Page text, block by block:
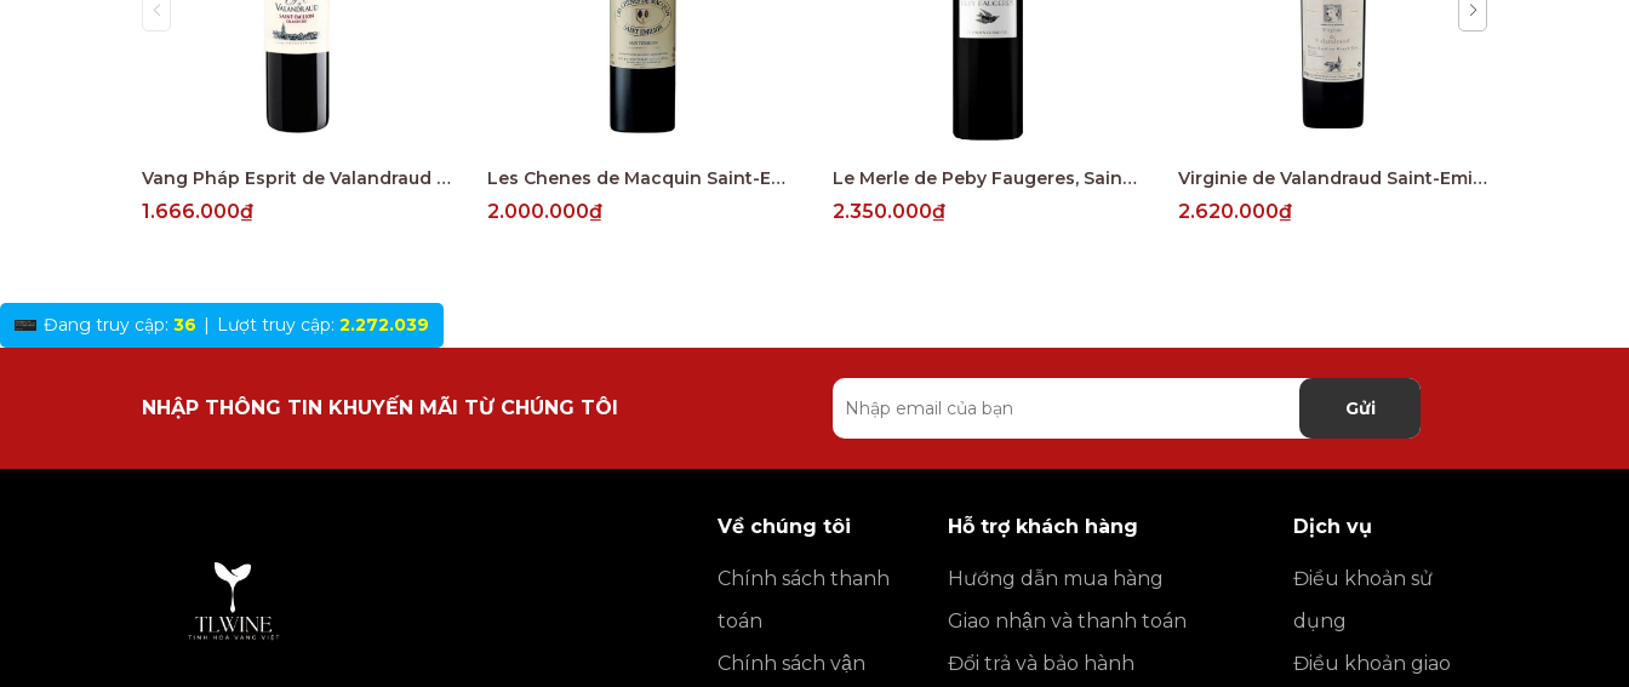
Vang Pháp Esprit de Valandraud Saint Emillion
1.666.000₫
Les Chenes de Macquin Saint-Emilion Grand Cru
2.000.000₫
Le Merle de Peby Faugeres, Saint-Emilion Grand Cru
2.350.000₫
Virginie de Valandraud Saint-Emilion Grand Cru
2.620.000₫
Đang truy cập: 36 | Lượt truy cập: 2.272.039
NHẬP THÔNG TIN KHUYẾN MÃI TỪ CHÚNG TÔI Gửi
Về chúng tôi
Chính sách thanh
toán
Chính sách vận
Hỗ trợ khách hàng
Hướng dẫn mua hàng
Giao nhận và thanh toán
Đổi trả và bảo hành
Dịch vụ
Điều khoản sử
dụng
Điều khoản giao